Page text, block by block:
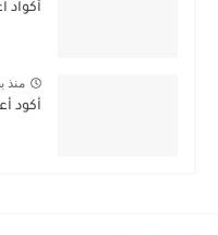
منذ
أكود